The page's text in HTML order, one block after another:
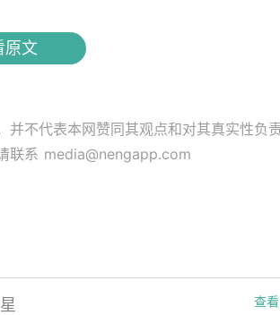
原文
不代表本网赞同其观点和对其真实性负
联系 media@nengapp.com
查